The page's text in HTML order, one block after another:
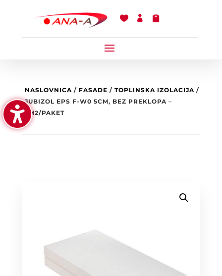
  
NASLOVNICA/ FASADE / TOPLINSKA IZOLACIJA/
JUBIZOL EPS F-W0 5CM, BEZ PREKLOPA –
5M2/PAKET